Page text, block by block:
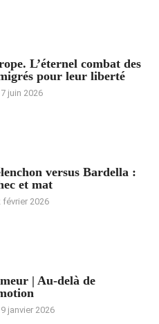
L’éternel combat des
pour leur liberté
juin 2026
versus Bardella :
et mat
février 2026
| Au-delà de
janvier 2026